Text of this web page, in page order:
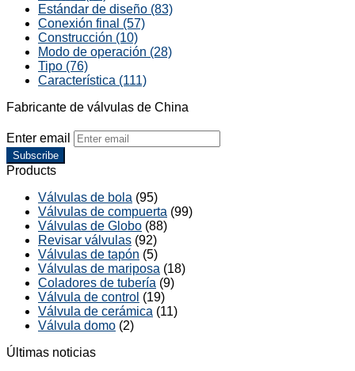
Estándar de diseño (83)
Conexión final (57)
Construcción (10)
Modo de operación (28)
Tipo (76)
Característica (111)
Fabricante de válvulas de China
Enter email
Subscribe
Products
Válvulas de bola (95)
Válvulas de compuerta (99)
Válvulas de Globo (88)
Revisar válvulas (92)
Válvulas de tapón (5)
Válvulas de mariposa (18)
Coladores de tubería (9)
Válvula de control (19)
Válvula de cerámica (11)
Válvula domo (2)
Últimas noticias